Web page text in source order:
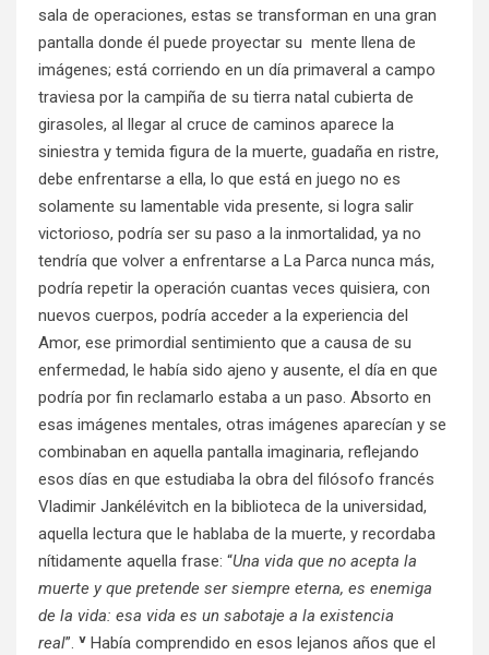
sala de operaciones, estas se transforman en una gran
pantalla donde él puede proyectar su mente llena de
imágenes; está corriendo en un día primaveral a campo
traviesa por la campiña de su tierra natal cubierta de
girasoles, al llegar al cruce de caminos aparece la
siniestra y temida figura de la muerte, guadaña en ristre,
debe enfrentarse a ella, lo que está en juego no es
solamente su lamentable vida presente, si logra salir
victorioso, podría ser su paso a la inmortalidad, ya no
tendría que volver a enfrentarse a La Parca nunca más,
podría repetir la operación cuantas veces quisiera, con
nuevos cuerpos, podría acceder a la experiencia del
Amor, ese primordial sentimiento que a causa de su
enfermedad, le había sido ajeno y ausente, el día en que
podría por fin reclamarlo estaba a un paso. Absorto en
esas imágenes mentales, otras imágenes aparecían y se
combinaban en aquella pantalla imaginaria, reflejando
esos días en que estudiaba la obra del filósofo francés
Vladimir Jankélévitch en la biblioteca de la universidad,
aquella lectura que le hablaba de la muerte, y recordaba
nítidamente aquella frase: “Una vida que no acepta la
muerte y que pretende ser siempre eterna, es enemiga
de la vida: esa vida es un sabotaje a la existencia
real”. v Había comprendido en esos lejanos años que el